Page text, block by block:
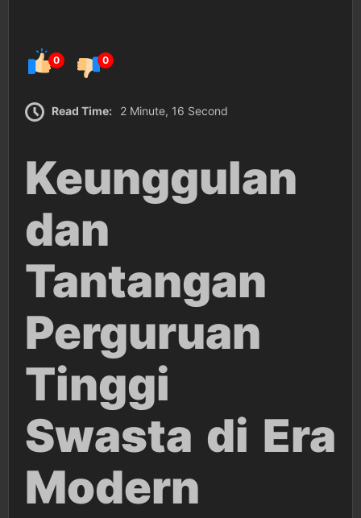
0 0
Read Time: 2 Minute, 16 Second
Keunggulan
dan
Tantangan
Perguruan
Tinggi
Swasta di Era
Modern